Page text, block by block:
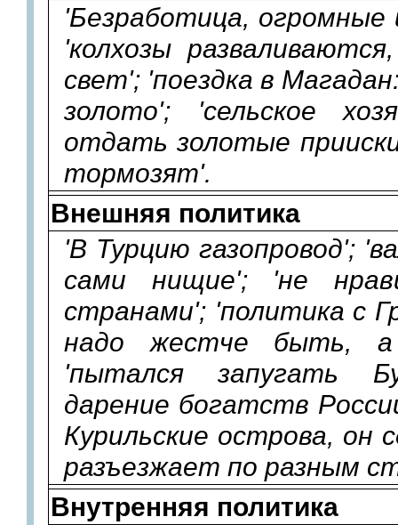
'Безработица, огромные
'колхозы
свет'; 'поездка в
золото'; 'сельское
отдать золотые
тормозят'.
Внешняя политика
'В Турцию газопровод';
сами нищие'; 'не
странами'; 'политика с
надо жестче быть, а
'пытался запугать
дарение богатств
Курильские острова, он
разъезжает по разным
Внутренняя политика